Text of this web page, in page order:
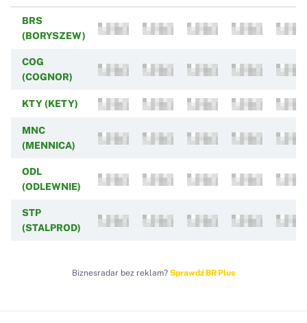
BRS
(BORYSZEW)
COG
(COGNOR)
KTY (KETY)
MNC
(MENNICA)
ODL
(ODLEWNIE)
STP
(STALPROD)
Biznesradar bez reklam? Sprawdź BR Plus